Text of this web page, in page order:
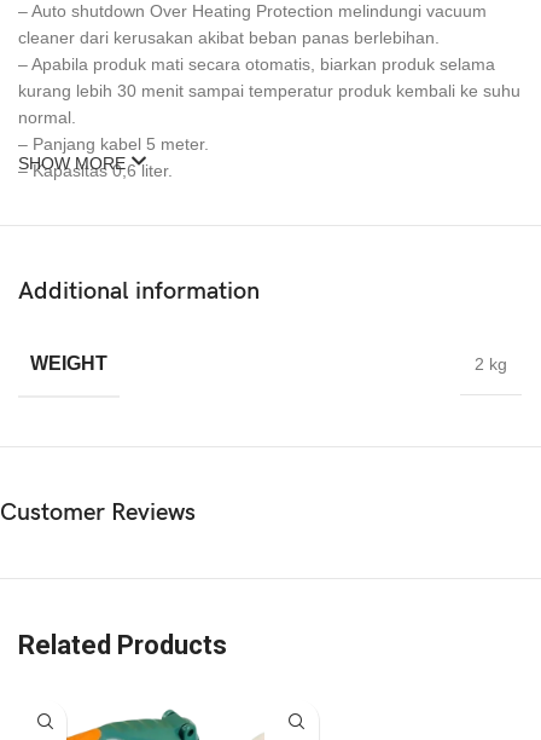
– Auto shutdown Over Heating Protection melindungi vacuum
cleaner dari kerusakan akibat beban panas berlebihan.
– Apabila produk mati secara otomatis, biarkan produk selama
kurang lebih 30 menit sampai temperatur produk kembali ke suhu
normal.
– Panjang kabel 5 meter.
– Kapasitas 0,6 liter.
SHOW MORE
Additional information
WEIGHT 2 kg
Customer Reviews
Related Products